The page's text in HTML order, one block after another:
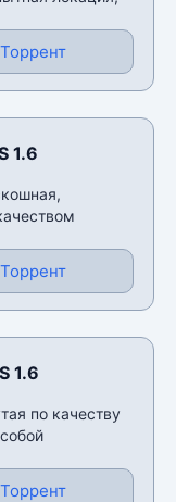
Торрент
1.6
Торрент
1.6
по качеству
Торрент